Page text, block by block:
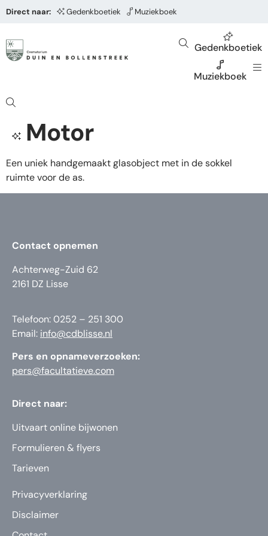
Direct naar: Gedenkboetiek Muziekboek
Gedenkboetiek
Muziekboek
Motor
Een uniek handgemaakt glasobject met in de sokkel
ruimte voor de as.
Contact opnemen
Achterweg-Zuid 62
2161 DZ Lisse
Telefoon: 0252 – 251 300
Email: info@cdblisse.nl
Pers en opnameverzoeken:
pers@facultatieve.com
Direct naar:
Uitvaart online bijwonen
Formulieren & flyers
Tarieven
Privacyverklaring
Disclaimer